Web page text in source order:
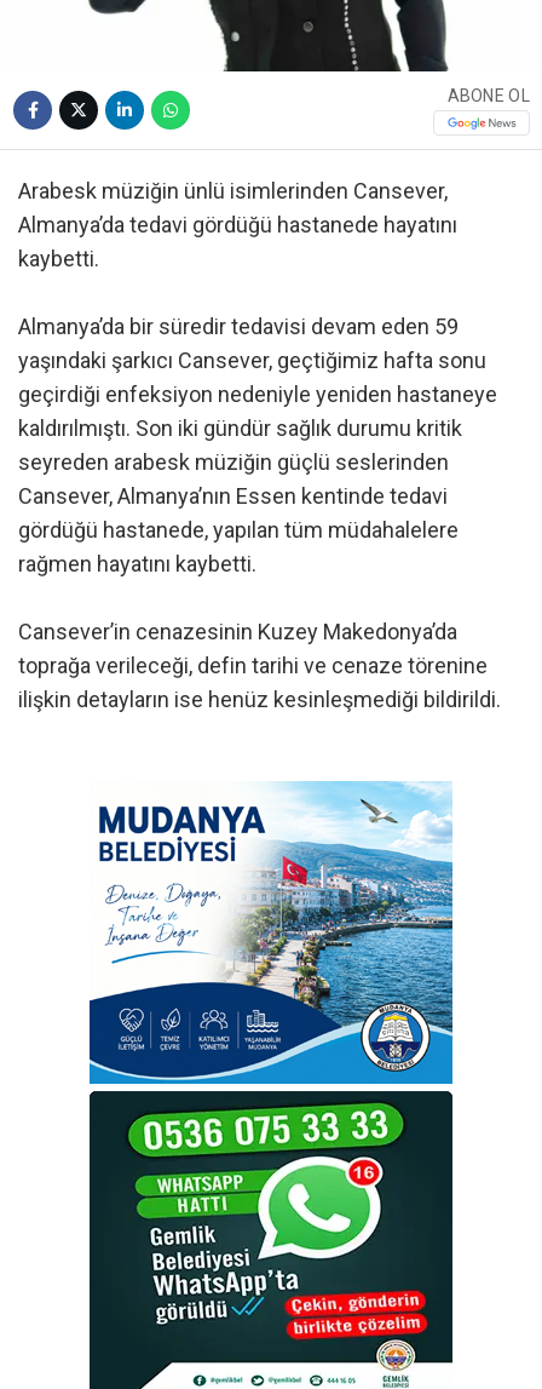
ABONE OL
Arabesk müziğin ünlü isimlerinden Cansever,
Almanya’da tedavi gördüğü hastanede hayatını
kaybetti.
Almanya’da bir süredir tedavisi devam eden 59
yaşındaki şarkıcı Cansever, geçtiğimiz hafta sonu
geçirdiği enfeksiyon nedeniyle yeniden hastaneye
kaldırılmıştı. Son iki gündür sağlık durumu kritik
seyreden arabesk müziğin güçlü seslerinden
Cansever, Almanya’nın Essen kentinde tedavi
gördüğü hastanede, yapılan tüm müdahalelere
rağmen hayatını kaybetti.
Cansever’in cenazesinin Kuzey Makedonya’da
toprağa verileceği, defin tarihi ve cenaze törenine
ilişkin detayların ise henüz kesinleşmediği bildirildi.